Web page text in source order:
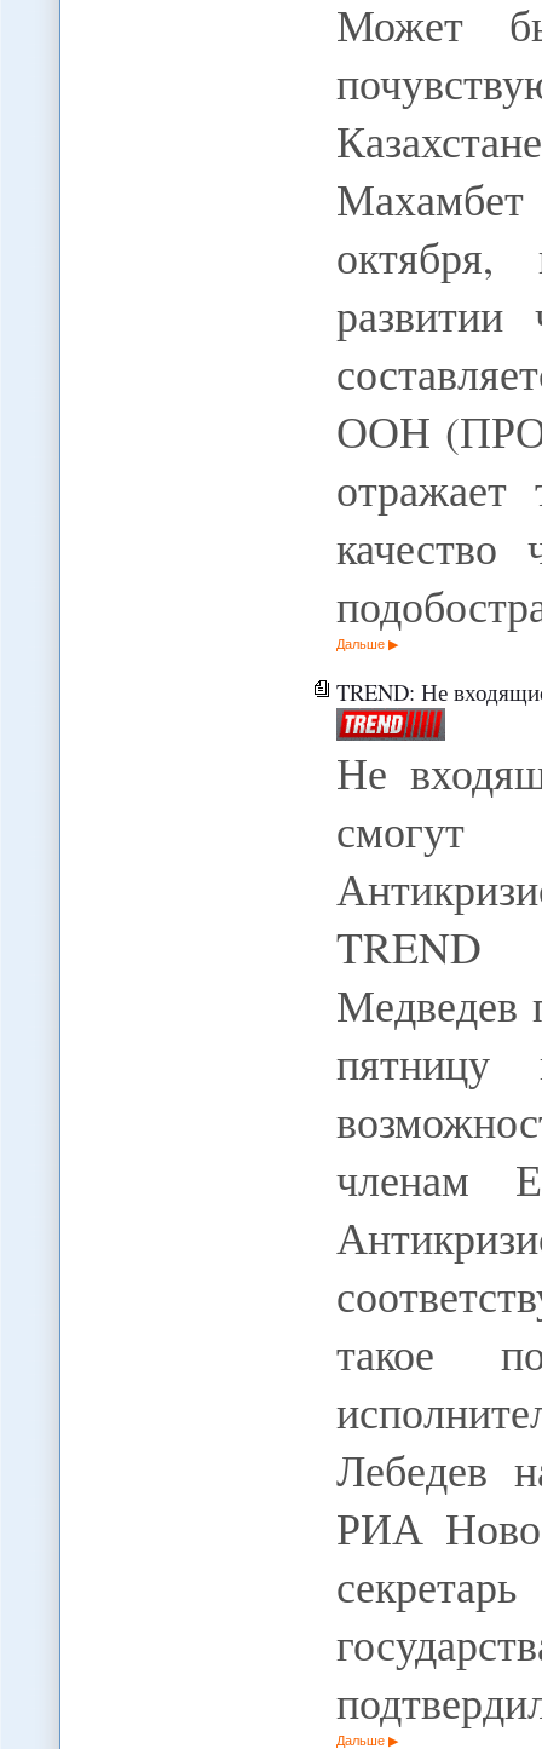
Может
развитии
ООН
качество
Дальше
TREND: Не входящие в
Не
TREND
Медведев
пятницу
членам
такое
Лебедев
РИА
Дальше